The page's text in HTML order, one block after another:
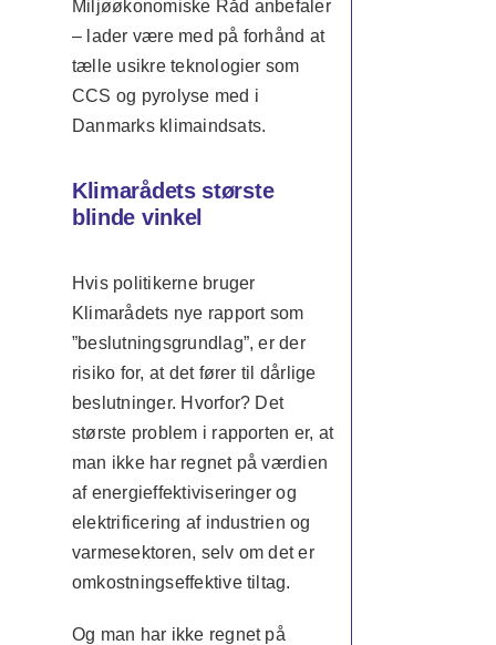
Miljøøkonomiske Råd anbefaler
– lader være med på forhånd at
tælle usikre teknologier som
CCS og pyrolyse med i
Danmarks klimaindsats.
Klimarådets største
blinde vinkel
Hvis politikerne bruger
Klimarådets nye rapport som
”beslutningsgrundlag”, er der
risiko for, at det fører til dårlige
beslutninger. Hvorfor? Det
største problem i rapporten er, at
man ikke har regnet på værdien
af energieffektiviseringer og
elektrificering af industrien og
varmesektoren, selv om det er
omkostningseffektive tiltag.
Og man har ikke regnet på